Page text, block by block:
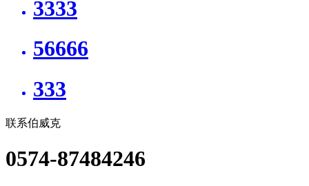
3333
56666
333
联系伯威克
0574-87484246